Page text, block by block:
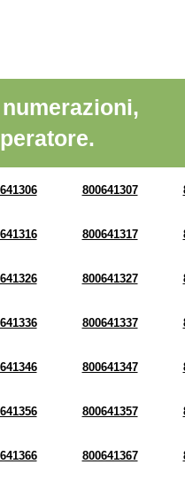
800641307
800641317
800641327
800641337
800641347
800641357
800641367